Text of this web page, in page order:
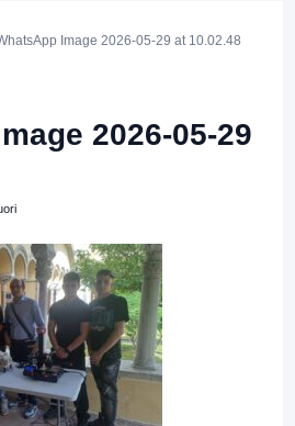
Image 2026-05-29 at 10.02.48
2026-05-29